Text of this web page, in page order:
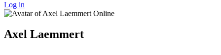
Log in
Online
Axel Laemmert